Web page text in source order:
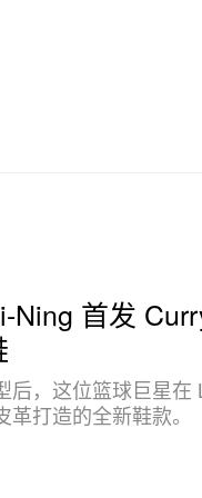
Ning 首发
后，这位篮球巨星在
打造的全新鞋款。